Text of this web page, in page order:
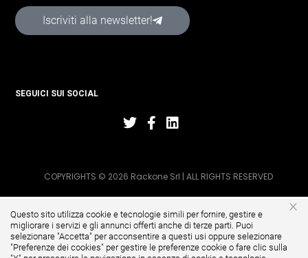
Iscriviti alla newsletter!
SEGUICI SUI SOCIAL
COPYRIGHTS © 2026 Rackone Srl | ALL RIGHTS RESERVED
×
Questo sito utilizza cookie e tecnologie simili per fornire, gestire e
migliorare i servizi e gli annunci offerti anche di terze parti. Puoi
selezionare "Accetta" per acconsentire a questi usi oppure selezionare
"Preferenze dei cookies" per gestire le preferenze cookie o fare clic sulla